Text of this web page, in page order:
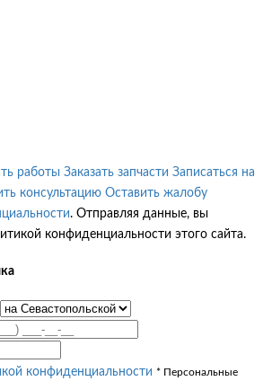
работы Заказать запчасти Записаться на
консультацию Оставить жалобу
. Отправляя данные, вы
конфиденциальности этого сайта.
конфиденциальности * Персональные